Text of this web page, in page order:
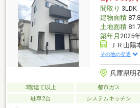
間取り 3LDK
建物面積
土地面積
築年月 2025
ＪＲ山
その他の交通
兵庫県明
3階建て以上 都市ガス
駐車2台
システムキッチン